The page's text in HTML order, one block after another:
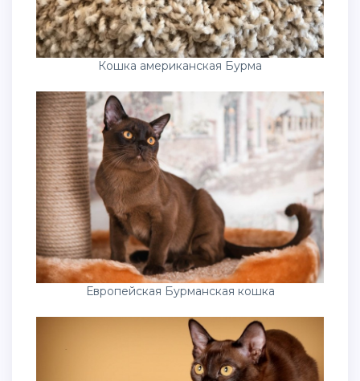
Кошка американская Бурма
Европейская Бурманская кошка